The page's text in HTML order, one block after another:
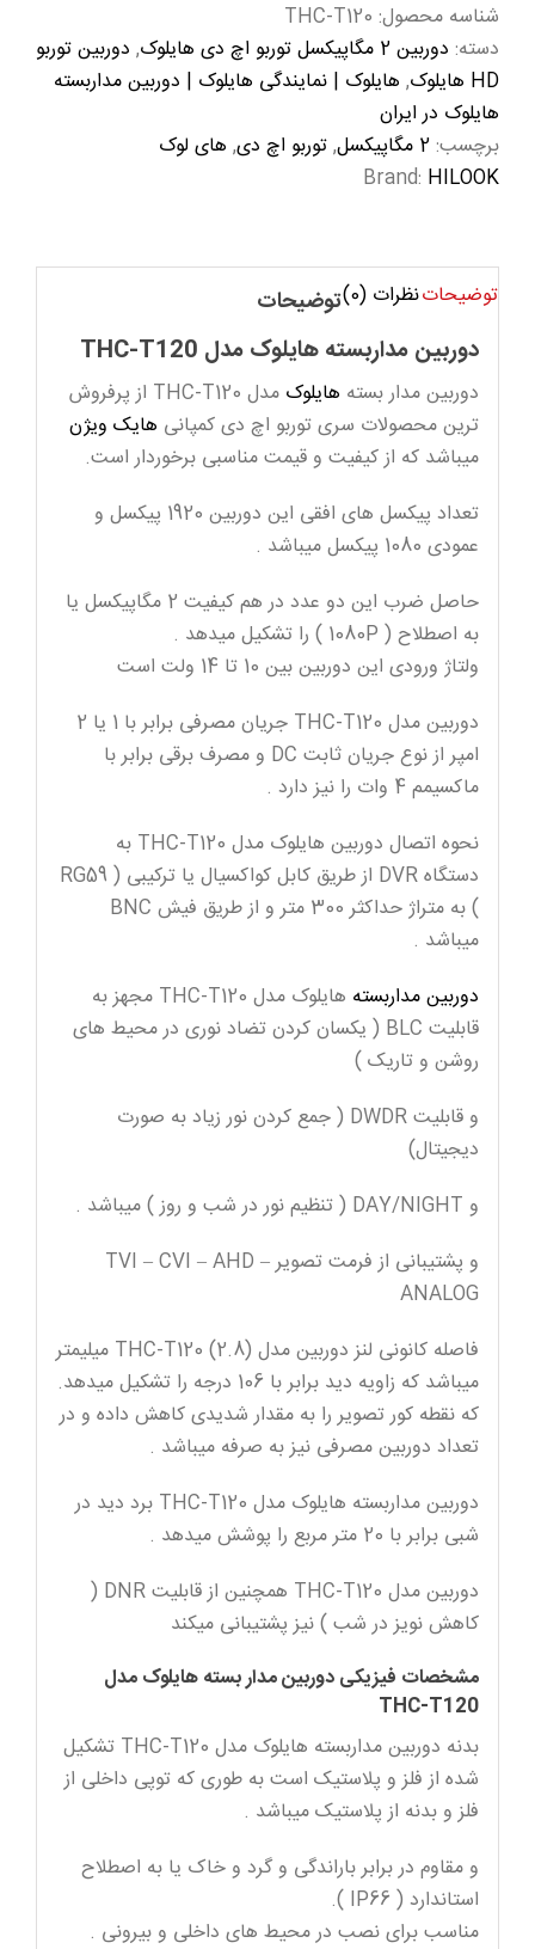
شناسه محصول: THC-T120
دسته: دوربین 2 مگاپیکسل توربو اچ دی هایلوک , دوربین توربو
HD هایلوک
, هایلوک | نمایندگی هایلوک | دوربین مداربسته
هایلوک در ایران
برچسب:2 مگاپیکسل ,توربو اچ دی, های لوک
Brand: HILOOK
توضیحاتنظرات (0) توضیحات
دوربین مداربسته هایلوک مدل THC-T120
دوربین مدار بسته هایلوک
مدل THC-T120 از پرفروش
ترین محصولات سری توربو اچ دی کمپانی هایک ویژن
میباشد که از کیفیت و قیمت مناسبی برخوردار است.
تعداد پیکسل های افقی این دوربین 1920 پیکسل و
عمودی 1080 پیکسل میباشد .
حاصل ضرب این دو عدد در هم کیفیت 2 مگاپیکسل یا
به اصطلاح ( 1080P ) را تشکیل میدهد .
ولتاژ ورودی این دوربین بین 10 تا 14 ولت است
دوربین مدل THC-T120 جریان مصرفی برابر با 1 یا 2
امپر از نوع جریان ثابت DC و مصرف برقی برابر با
ماکسیمم 4 وات را نیز دارد .
نحوه اتصال دوربین هایلوک مدل THC-T120 به
دستگاه DVR از طریق کابل کواکسیال یا ترکیبی ( RG59
) به متراژ حداکثر 300 متر و از طریق فیش BNC
میباشد .
دوربین مداربسته
هایلوک مدل THC-T120 مجهز به
قابلیت BLC ( یکسان کردن تضاد نوری در محیط های
روشن و تاریک )
و قابلیت DWDR ( جمع کردن نور زیاد به صورت
دیجیتال)
و DAY/NIGHT ( تنظیم نور در شب و روز ) میباشد .
و پشتیبانی از فرمت تصویر TVI – CVI – AHD –
ANALOG
فاصله کانونی لنز دوربین مدل (THC-T120 (2.8 میلیمتر
میباشد که زاویه دید برابر با 106 درجه را تشکیل میدهد.
که نقطه کور تصویر را به مقدار شدیدی کاهش داده و در
تعداد دوربین مصرفی نیز به صرفه میباشد .
دوربین مداربسته هایلوک مدل THC-T120 برد دید در
شبی برابر با 20 متر مربع را پوشش میدهد .
دوربین مدل THC-T120 همچنین از قابلیت DNR (
کاهش نویز در شب ) نیز پشتیبانی میکند
مشخصات فیزیکی دوربین مدار بسته هایلوک مدل
THC-T120
بدنه دوربین مداربسته هایلوک مدل THC-T120 تشکیل
شده از فلز و پلاستیک است به طوری که توپی داخلی از
فلز و بدنه از پلاستیک میباشد .
و مقاوم در برابر باراندگی و گرد و خاک یا به اصطلاح
استاندارد ( IP66 ).
مناسب برای نصب در محیط های داخلی و بیرونی .